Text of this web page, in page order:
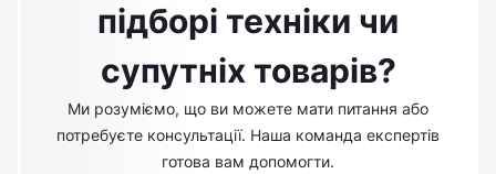
підборі техніки чи
супутніх товарів?
Ми розуміємо, що ви можете мати питання або
потребуєте консультації. Наша команда експертів
готова вам допомогти.